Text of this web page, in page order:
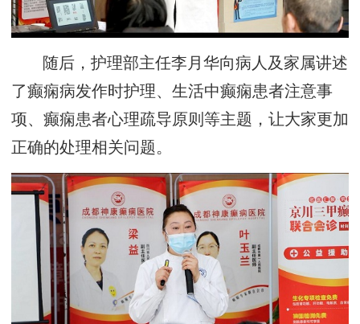
随后，护理部主任李月华向病人及家属讲述
了癫痫病发作时护理、生活中癫痫患者注意事
项、癫痫患者心理疏导原则等主题，让大家更加
正确的处理相关问题。